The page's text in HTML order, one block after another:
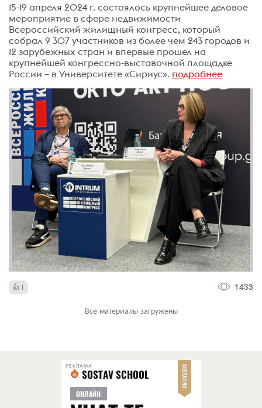
15-19 апреля 2024 г. состоялось крупнейшее деловое
мероприятие в сфере недвижимости
Всероссийский жилищный конгресс, который
собрал 9 307 участников из более чем 243 городов и
12 зарубежных стран и впервые прошел на
крупнейшей конгрессно-выставочной площадке
России – в Университете «Сириус». подробнее
1 1433
Все материалы загружены
РЕКЛАМА